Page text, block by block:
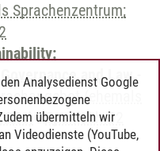
Sprachenzentrum;
and Law-
(ehemals
-Spanisch B2
Analysedienst Google
übermitteln wir
Videodienste (YouTube,